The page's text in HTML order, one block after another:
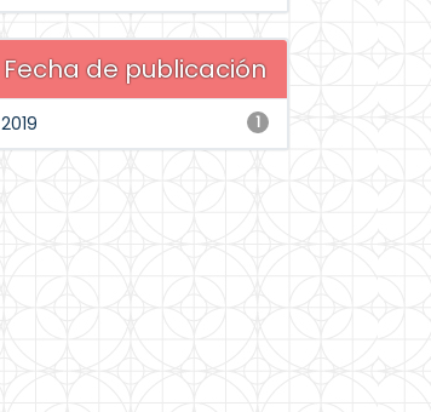
Fecha de publicación
1
2019